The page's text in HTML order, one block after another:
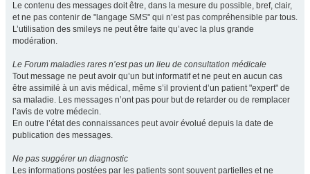
Le contenu des messages doit être, dans la mesure du possible, bref, clair,
et ne pas contenir de "langage SMS" qui n’est pas compréhensible par tous.
L’utilisation des smileys ne peut être faite qu’avec la plus grande
modération.
Le Forum maladies rares n’est pas un lieu de consultation médicale
Tout message ne peut avoir qu’un but informatif et ne peut en aucun cas
être assimilé à un avis médical, même s’il provient d’un patient "expert" de
sa maladie. Les messages n’ont pas pour but de retarder ou de remplacer
l’avis de votre médecin.
En outre l’état des connaissances peut avoir évolué depuis la date de
publication des messages.
Ne pas suggérer un diagnostic
Les informations postées par les patients sont souvent partielles et ne